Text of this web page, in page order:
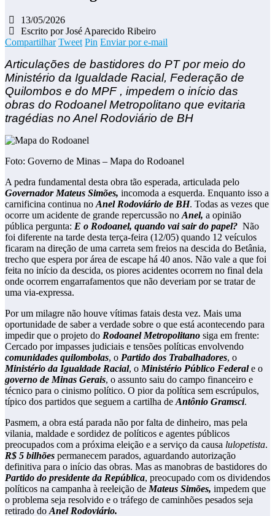
13/05/2026
Escrito por José Aparecido Ribeiro
Compartilhar Tweet Pin Enviar por e-mail
Articulações de bastidores do PT por meio do
Ministério da Igualdade Racial, Federação de
Quilombos e do MPF , impedem o início das
obras do Rodoanel Metropolitano que evitaria
tragédias no Anel Rodoviário de BH
Foto: Governo de Minas – Mapa do Rodoanel
A pedra fundamental desta obra tão esperada, articulada pelo
Governador Mateus Simões, incomoda a esquerda. Enquanto isso a
carnificina continua no Anel Rodoviário de BH. Todas as vezes que
ocorre um acidente de grande repercussão no Anel, a opinião
pública pergunta: E o Rodoanel, quando vai sair do papel? Não
foi diferente na tarde desta terça-feira (12/05) quando 12 veículos
ficaram na direção de uma carreta sem freios na descida do Betânia,
trecho que espera por área de escape há 40 anos. Não vale a que foi
feita no início da descida, os piores acidentes ocorrem no final dela
onde ocorrem engarrafamentos que não deveriam por se tratar de
uma via-expressa.
Por um milagre não houve vítimas fatais desta vez. Mais uma
oportunidade de saber a verdade sobre o que está acontecendo para
impedir que o projeto do Rodoanel Metropolitano siga em frente:
Cercado por impasses judiciais e tensões políticas envolvendo
comunidades quilombolas, o Partido dos Trabalhadores, o
Ministério da Igualdade Racial, o Ministério Público Federale o
governo de Minas Gerais, o assunto saiu do campo financeiro e
técnico para o cinismo político. O pior da política sem escrúpulos,
típico dos partidos que seguem a cartilha de Antônio Gramsci.
Pasmem, a obra está parada não por falta de dinheiro, mas pela
vilania, maldade e sordidez de políticos e agentes públicos
preocupados com a próxima eleição e a serviço da causa lulopetista.
R$ 5 bilhões permanecem parados, aguardando autorização
definitiva para o início das obras. Mas as manobras de bastidores do
Partido do presidente da República, preocupado com os dividendos
políticos na campanha à reeleição de Mateus Simões, impedem que
o problema seja resolvido e o tráfego de caminhões pesados seja
retirado do Anel Rodoviário.